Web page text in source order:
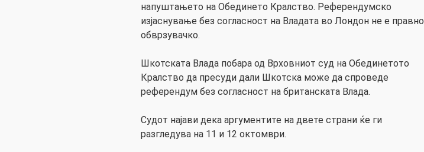
напуштањето на Обединето Кралство. Референдумско
изјаснување без согласност на Владата во Лондон не е правно
обврзувачко.
Шкотската Влада побара од Врховниот суд на Обединетото
Кралство да пресуди дали Шкотска може да спроведе
референдум без согласност на британската Влада.
Судот најави дека аргументите на двете страни ќе ги
разгледува на 11 и 12 октомври.